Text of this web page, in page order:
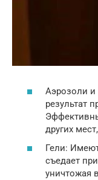
Аэрозоли и
результат
других
Гели:
съедает
уничтожая